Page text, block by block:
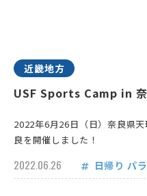
近畿地方
USF Sports Camp in
2022年6月26日（日）奈良県
良を開催しました！
2022.06.26 日帰り パ